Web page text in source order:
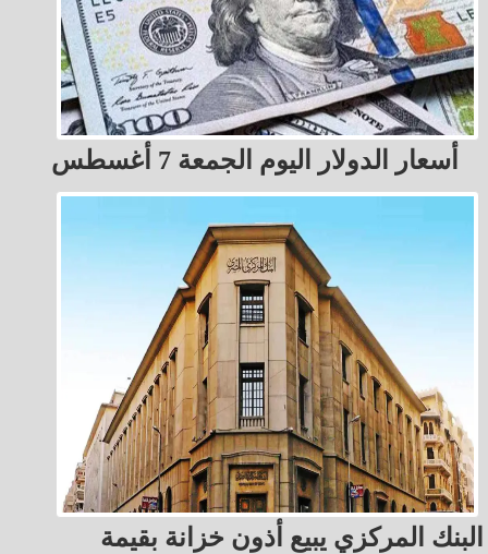
أسعار الدولار اليوم الجمعة 7 أغسطس
البنك المركزي يبيع أذون خزانة بقيمة